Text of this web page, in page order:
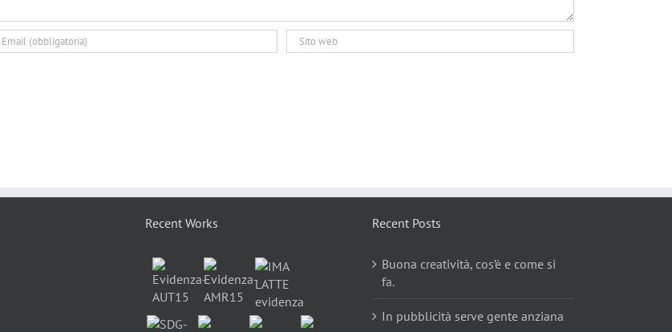
Recent Works Recent Posts
Buona creatività, cos’è e come si
fa.
In pubblicità serve gente anziana